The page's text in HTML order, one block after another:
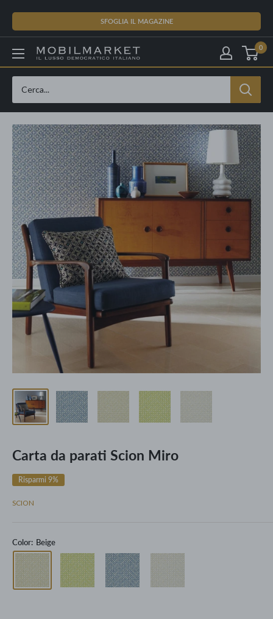
contenuto
SFOGLIA IL MAGAZINE
0
Carta da parati Scion Miro
Risparmi 9%
SCION
Color: Beige